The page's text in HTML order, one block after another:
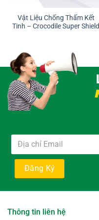
Vật Liệu Chống Thấm Kết
Tinh – Crocodile Super Shield
Thông tin liên hệ